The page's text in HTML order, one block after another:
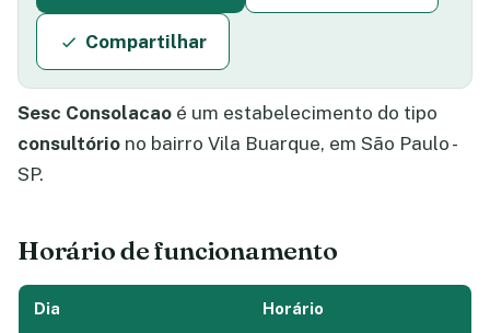
Compartilhar
Sesc Consolacao é um estabelecimento do tipo
consultório no bairro Vila Buarque, em São Paulo -
SP.
Horário de funcionamento
Dia Horário